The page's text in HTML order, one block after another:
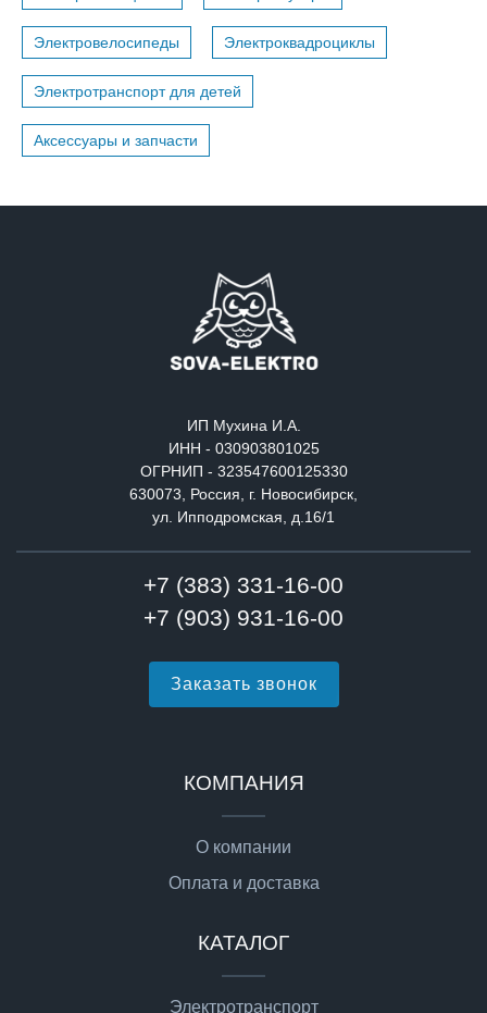
Электровелосипеды Электроквадроциклы
Электротранспорт для детей
Аксессуары и запчасти
ИП Мухина И.А.
ИНН - 030903801025
ОГРНИП - 323547600125330
630073, Россия, г. Новосибирск,
ул. Ипподромская, д.16/1
+7 (383) 331-16-00
+7 (903) 931-16-00
Заказать звонок
КОМПАНИЯ
О компании
Оплата и доставка
КАТАЛОГ
Электротранспорт